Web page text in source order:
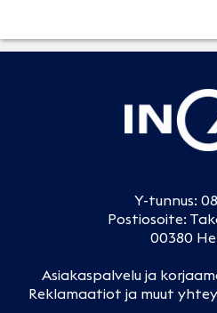
Y-tunnus:
Postiosoite:
00380
Asiakaspalvelu ja
Reklamaatiot ja muut